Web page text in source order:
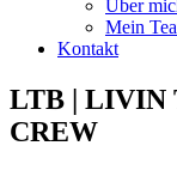
Über
Mein
Kontakt
LTB | LIVIN
CREW